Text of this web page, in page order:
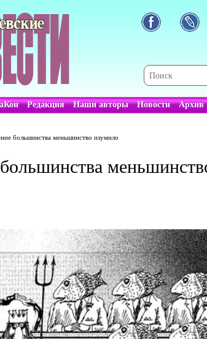
Редакция Наши авторы Новости Архив
большинства меньшинство изумило